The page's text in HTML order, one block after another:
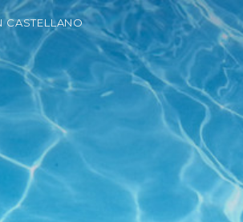
CASTELLANO